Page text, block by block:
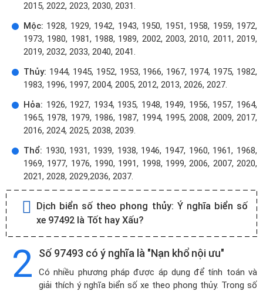
2015, 2022, 2023, 2030, 2031.
Mộc: 1928, 1929, 1942, 1943, 1950, 1951, 1958, 1959, 1972,
1973, 1980, 1981, 1988, 1989, 2002, 2003, 2010, 2011, 2019,
2019, 2032, 2033, 2040, 2041.
Thủy: 1944, 1945, 1952, 1953, 1966, 1967, 1974, 1975, 1982,
1983, 1996, 1997, 2004, 2005, 2012, 2013, 2026, 2027.
Hỏa: 1926, 1927, 1934, 1935, 1948, 1949, 1956, 1957, 1964,
1965, 1978, 1979, 1986, 1987, 1994, 1995, 2008, 2009, 2017,
2016, 2024, 2025, 2038, 2039.
Thổ: 1930, 1931, 1939, 1938, 1946, 1947, 1960, 1961, 1968,
1969, 1977, 1976, 1990, 1991, 1998, 1999, 2006, 2007, 2020,
2021, 2028, 2029,2036, 2037.
Dịch biển số theo phong thủy: Ý nghĩa biển số
xe 97492 là Tốt hay Xấu?
2 Số 97493 có ý nghĩa là "Nạn khổ nội ưu"
Có nhiều phương pháp được áp dụng để tính toán và
giải thích ý nghĩa biển số xe theo phong thủy. Trong số